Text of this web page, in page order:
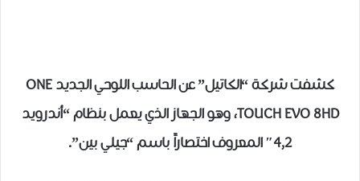
كشفت شركة “الكاتيل” عن الحاسب اللوحي الجديد ONE
TOUCH EVO 8HD، وهو الجهاز الذي يعمل بنظام “أندرويد
4,2″ المعروف اختصاراً باسم “جيلي بين”.